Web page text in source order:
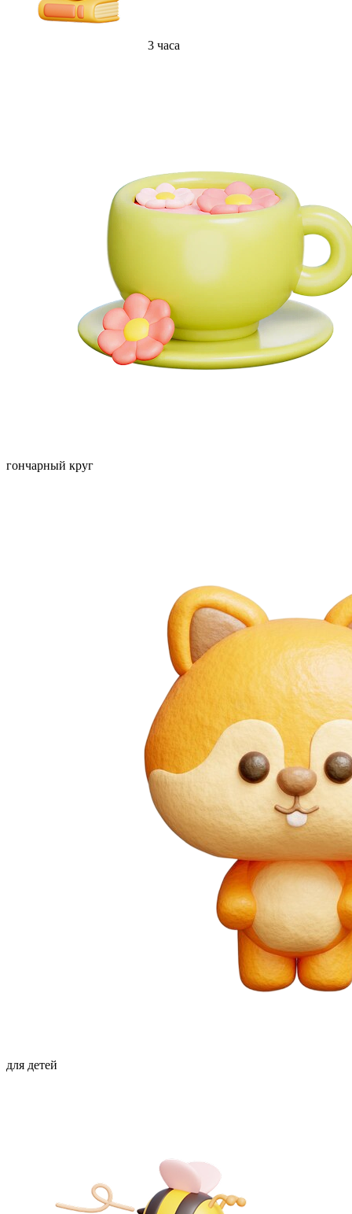
3 часа
гончарный круг
для детей